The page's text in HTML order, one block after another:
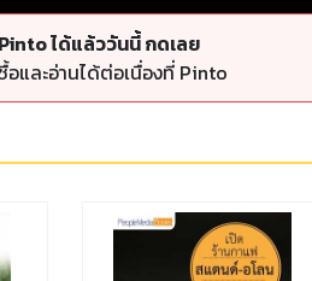
ได้แล้ววันนี้ กดเลย
และอ่านได้ต่อเนื่องที่ Pinto